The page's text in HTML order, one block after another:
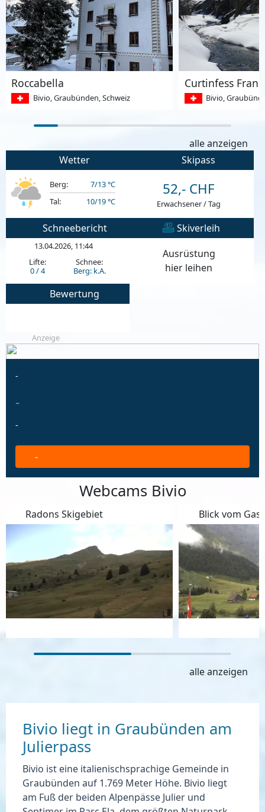
Roccabella
Bivio, Graubünden, Schweiz
Curtinfess
Bivio,
alle anzeigen
Wetter
Berg:
7/13 °C
Tal:
10/19 °C
Skipass
52,- CHF
Erwachsener / Tag
Schneebericht
13.04.2026, 11:44
Lifte:
0 / 4
Schnee:
Berg: k.A.
Skiverleih
Ausrüstung
hier leihen
Bewertung
Anzeige
-
-
-
-
Webcams Bivio
Radons Skigebiet Blick vom
alle anzeigen
Bivio liegt in Graubünden am
Julierpass
Bivio ist eine italienischsprachige Gemeinde in
Graubünden auf 1.769 Meter Höhe. Bivio liegt
am Fuß der beiden Alpenpässe Julier und